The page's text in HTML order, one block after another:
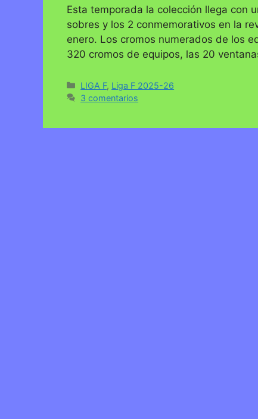
Esta temporada la colección llega con
sobres y los 2 conmemorativos en la
enero. Los cromos numerados de los
320 cromos de equipos, las 20
Categorías
LIGA F, Liga F 2025-26
3 comentarios